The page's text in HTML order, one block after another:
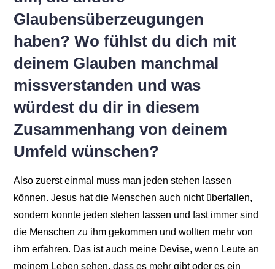
Glaubensüberzeugungen
haben? Wo fühlst du dich mit
deinem Glauben manchmal
missverstanden und was
würdest du dir in diesem
Zusammenhang von deinem
Umfeld wünschen?
Also zuerst einmal muss man jeden stehen lassen
können. Jesus hat die Menschen auch nicht überfallen,
sondern konnte jeden stehen lassen und fast immer sind
die Menschen zu ihm gekommen und wollten mehr von
ihm erfahren. Das ist auch meine Devise, wenn Leute an
meinem Leben sehen, dass es mehr gibt oder es ein